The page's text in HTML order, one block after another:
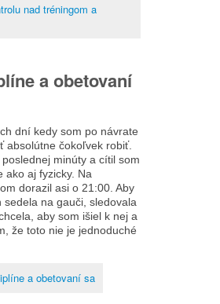
nad tréningom a
a obetovaní
dní kedy som po návrate
absolútne čokoľvek robiť.
minúty a cítil som
ako aj fyzicky. Na
dorazil asi o 21:00. Aby
na gauči, sledovala
aby som išiel k nej a
že toto nie je jednoduché
a obetovaní sa